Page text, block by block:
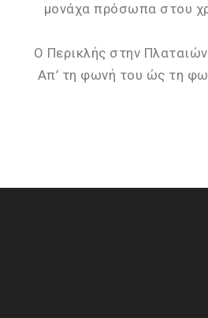
μονάχα πρόσωπα στου
Ο Περικλής στην
Απ’ τη φωνή του ώς τη